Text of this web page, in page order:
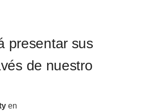
presentar sus
de nuestro
en